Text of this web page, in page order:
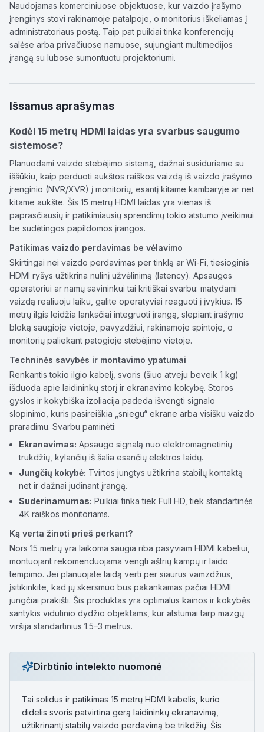
Naudojamas komerciniuose objektuose, kur vaizdo įrašymo
įrenginys stovi rakinamoje patalpoje, o monitorius iškeliamas į
administratoriaus postą. Taip pat puikiai tinka konferencijų
salėse arba privačiuose namuose, sujungiant multimedijos
įrangą su lubose sumontuotu projektoriumi.
Išsamus aprašymas
Kodėl 15 metrų HDMI laidas yra svarbus saugumo
sistemose?
Planuodami vaizdo stebėjimo sistemą, dažnai susiduriame su
iššūkiu, kaip perduoti aukštos raiškos vaizdą iš vaizdo įrašymo
įrenginio (NVR/XVR) į monitorių, esantį kitame kambaryje ar net
kitame aukšte. Šis 15 metrų HDMI laidas yra vienas iš
paprasčiausių ir patikimiausių sprendimų tokio atstumo įveikimui
be sudėtingos papildomos įrangos.
Patikimas vaizdo perdavimas be vėlavimo
Skirtingai nei vaizdo perdavimas per tinklą ar Wi-Fi, tiesioginis
HDMI ryšys užtikrina nulinį užvėlinimą (latency). Apsaugos
operatoriui ar namų savininkui tai kritiškai svarbu: matydami
vaizdą realiuoju laiku, galite operatyviai reaguoti į įvykius. 15
metrų ilgis leidžia lanksčiai integruoti įrangą, slepiant įrašymo
bloką saugioje vietoje, pavyzdžiui, rakinamoje spintoje, o
monitorių paliekant patogioje stebėjimo vietoje.
Techninės savybės ir montavimo ypatumai
Renkantis tokio ilgio kabelį, svoris (šiuo atveju beveik 1 kg)
išduoda apie laidininkų storį ir ekranavimo kokybę. Storos
gyslos ir kokybiška izoliacija padeda išvengti signalo
slopinimo, kuris pasireiškia „sniegu“ ekrane arba visišku vaizdo
praradimu. Svarbu paminėti:
Ekranavimas: Apsaugo signalą nuo elektromagnetinių
trukdžių, kylančių iš šalia esančių elektros laidų.
Jungčių kokybė: Tvirtos jungtys užtikrina stabilų kontaktą
net ir dažnai judinant įrangą.
Suderinamumas: Puikiai tinka tiek Full HD, tiek standartinės
4K raiškos monitoriams.
Ką verta žinoti prieš perkant?
Nors 15 metrų yra laikoma saugia riba pasyviam HDMI kabeliui,
montuojant rekomenduojama vengti aštrių kampų ir laido
tempimo. Jei planuojate laidą verti per siaurus vamzdžius,
įsitikinkite, kad jų skersmuo bus pakankamas pačiai HDMI
jungčiai prakišti. Šis produktas yra optimalus kainos ir kokybės
santykis vidutinio dydžio objektams, kur atstumai tarp mazgų
viršija standartinius 1.5–3 metrus.
Dirbtinio intelekto nuomonė
Tai solidus ir patikimas 15 metrų HDMI kabelis, kurio
didelis svoris patvirtina gerą laidininkų ekranavimą,
užtikrinantį stabilų vaizdo perdavimą be trikdžių. Šis